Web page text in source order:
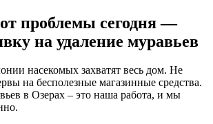
проблемы сегодня —
на удаление муравьев
насекомых захватят весь дом. Не
на бесполезные магазинные средства.
в Озерах – это наша работа, и мы